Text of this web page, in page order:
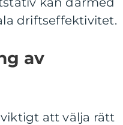
driftseffektivitet.
av
att välja rätt